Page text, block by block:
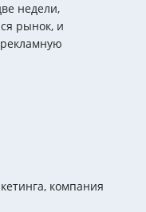
недели,
рынок, и
компания